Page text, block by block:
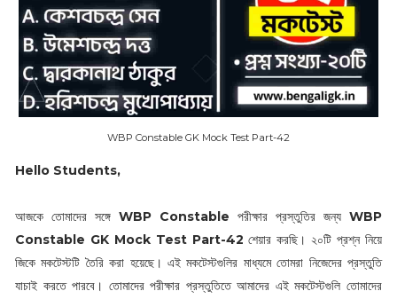
WBP Constable GK Mock Test Part-42
Hello Students,
আজকে তোমাদের সঙ্গে WBP Constableপরীক্ষার প্রস্তুতির জন্যWBP
Constable GK Mock Test Part-42 শেয়ার করছি। ২০টি প্রশ্ন নিয়ে
জিকে মকটেস্টটি তৈরি করা হয়েছে। এই মকটেস্টগুলির মাধ্যমে তোমরা নিজেদের প্রস্তুতি
যাচাই করতে পারবে। তোমাদের পরীক্ষার প্রস্তুতিতে আমাদের এই মকটেস্টগুলি তোমাদের